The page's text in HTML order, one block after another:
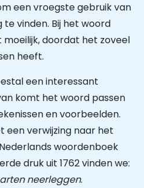
een vroegste gebruik van
vinden. Bij het woord
moeilijk, doordat het zoveel
heeft.
een interessant
komt het woord passen
en voorbeelden.
een verwijzing naar het
woordenboek
druk uit 1762 vinden we:
neerleggen.